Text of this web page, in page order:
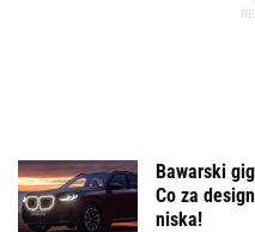
Bawarski
Co za
niska!